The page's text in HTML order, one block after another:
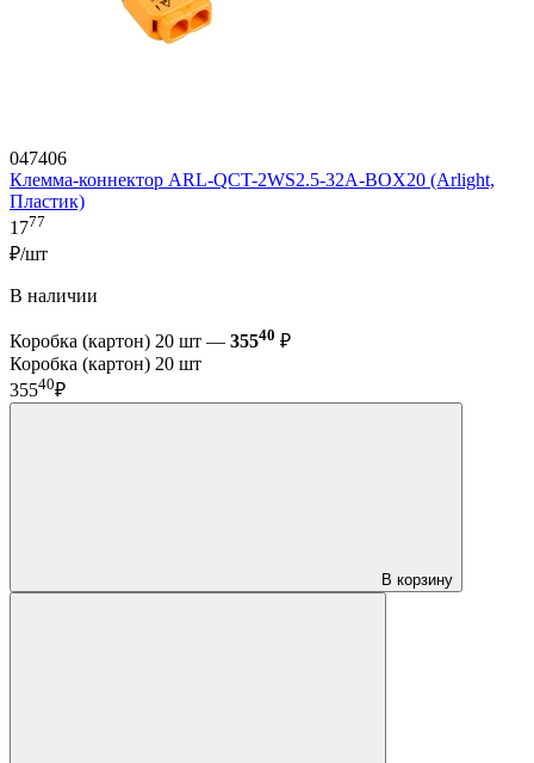
047406
Клемма-коннектор ARL-QCT-2WS2.5-32A-BOX20 (Arlight,
Пластик)
1777
₽/шт
В наличии
Коробка (картон) 20 шт — 35540 ₽
Коробка (картон) 20 шт
35540₽
В корзину